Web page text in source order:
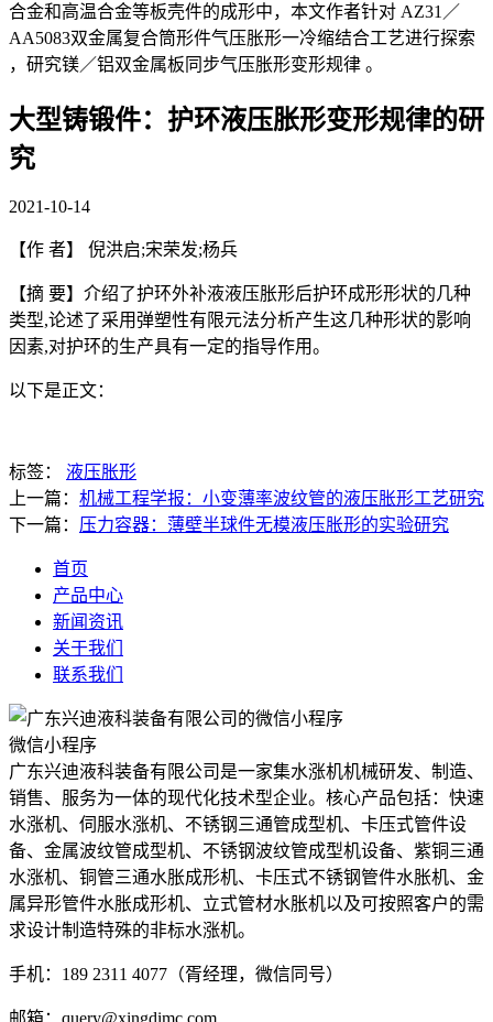
合金和高温合金等板壳件的成形中，本文作者针对 AZ31／
AA5083双金属复合筒形件气压胀形一冷缩结合工艺进行探索
，研究镁／铝双金属板同步气压胀形变形规律 。
大型铸锻件：护环液压胀形变形规律的研
究
2021-10-14
【作 者】 倪洪启;宋荣发;杨兵
【摘 要】介绍了护环外补液液压胀形后护环成形形状的几种
类型,论述了采用弹塑性有限元法分析产生这几种形状的影响
因素,对护环的生产具有一定的指导作用。
以下是正文：
标签： 液压胀形
上一篇： 机械工程学报：小变薄率波纹管的液压胀形工艺研究
下一篇： 压力容器：薄壁半球件无模液压胀形的实验研究
首页
产品中心
新闻资讯
关于我们
联系我们
微信小程序
广东兴迪液科装备有限公司是一家集水涨机机械研发、制造、
销售、服务为一体的现代化技术型企业。核心产品包括：快速
水涨机、伺服水涨机、不锈钢三通管成型机、卡压式管件设
备、金属波纹管成型机、不锈钢波纹管成型机设备、紫铜三通
水涨机、铜管三通水胀成形机、卡压式不锈钢管件水胀机、金
属异形管件水胀成形机、立式管材水胀机以及可按照客户的需
求设计制造特殊的非标水涨机。
手机：189 2311 4077（胥经理，微信同号）
邮箱：query@xingdimc.com